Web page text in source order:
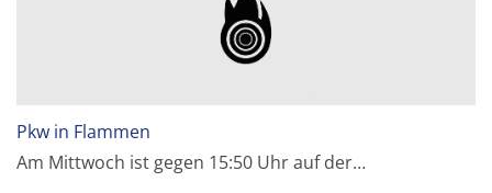
Pkw in Flammen
Am Mittwoch ist gegen 15:50 Uhr auf der…